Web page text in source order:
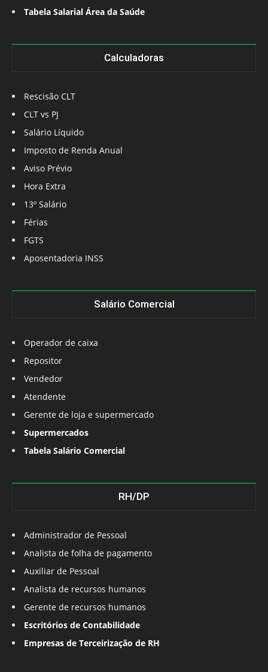
Tabela Salarial Área da Saúde
Calculadoras
Rescisão CLT
CLT vs PJ
Salário Líquido
Imposto de Renda Anual
Aviso Prévio
Hora Extra
13º Salário
Férias
FGTS
Aposentadoria INSS
Salário Comercial
Operador de caixa
Repositor
Vendedor
Atendente
Gerente de loja e supermercado
Supermercados
Tabela Salário Comercial
RH/DP
Administrador de Pessoal
Analista de folha de pagamento
Auxiliar de Pessoal
Analista de recursos humanos
Gerente de recursos humanos
Escritórios de Contabilidade
Empresas de Terceirização de RH